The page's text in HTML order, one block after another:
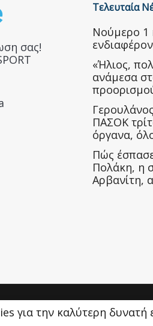
σας!
Τελευταία
Nούμερο 1
«Ήλιος,
ανάμεσα
ΠΑΣΟΚ
όργανα,
Πώς
Πολάκη, η
Αρβανίτη,
για την καλύτερη